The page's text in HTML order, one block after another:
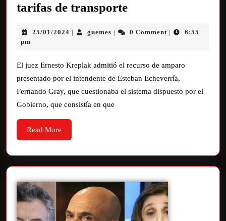
tarifas de transporte
25/01/2024 guemes 0 Comment
6:55
pm
El juez Ernesto Kreplak admitió el recurso de amparo
presentado por el intendente de Esteban Echeverría,
Fernando Gray, que cuestionaba el sistema dispuesto por el
Gobierno, que consistía en que
Read More